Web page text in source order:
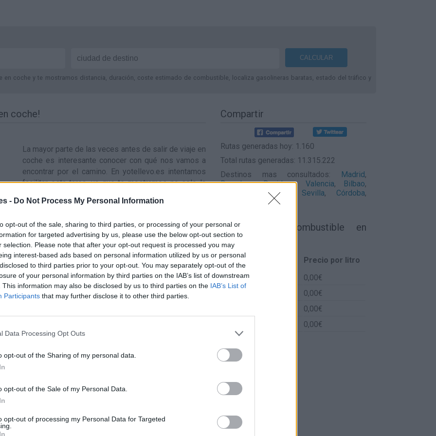
- Do Not Process My Personal Information
opt-out of the sale, sharing to third parties, or processing of your personal or
for targeted advertising by us, please use the below opt-out section to
selection. Please note that after your opt-out request is processed you may
interest-based ads based on personal information utilized by us or personal
to third parties prior to your opt-out. You may separately opt-out of the
of your personal information by third parties on the IAB’s list of downstream
This information may also be disclosed by us to third parties on the IAB’s List of
Participants that may further disclose it to other third parties.
Data Processing Opt Outs
opt-out of the Sharing of my personal data.
opt-out of the Sale of my Personal Data.
opt-out of processing my Personal Data for Targeted
en coche y te mostramos distancia, duración, coste estimado de combustible, localiza gasolineras baratas, estado del tráfico y
coche!
La mayor parte de las veces antes de salir de viaje en
coche es interesante conocer con qué nos vamos a
encontrar por el camino. En yotellevo.es intentamos
facilitar esta tarea, ya que te mostramos no solo la
radares que te encontrarás por el camino, el gasto en
pueblos que vas a pasar y además imágenes de la
ruta.
Ya tienes disponibleel tiempo en tu viajey muy
pronto podrás ver las gasolineras más baratas de tu
ruta por carretera.
ayuda. ¡Buen viaje!
Google Maps, podemos generar rutas en todos los países
de Latino América y Norte América.
a
deMONTE VIEJOa
deLA PLATA ESTAFETA No.18aCAILOMUTA
Compartir
Rutas generadas hoy: 1.160
Total rutas generadas: 11.315.222
Destinos mas consultados:
Madrid,
Barcelona,Benidorm, Valencia, Bilbao,
Santander Sevilla, Córdoba,
Precios del combustible en
España hoy
Tipo de combustible
Precio por litro
Gasolina 95
0,00€
0,00€
0,00€
0,00€